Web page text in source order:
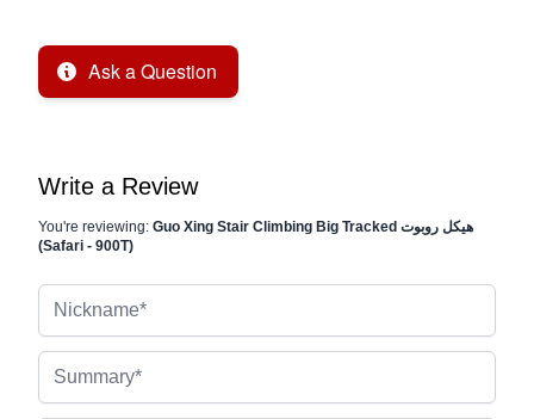
Ask a Question
Write a Review
You're reviewing: Guo Xing Stair Climbing Big Tracked هيكل روبوت
(Safari - 900T)